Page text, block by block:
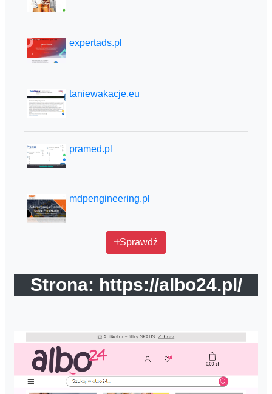
expertads.pl
taniewakacje.eu
pramed.pl
mdpengineering.pl
Sprawdź
Strona: https://albo24.pl/